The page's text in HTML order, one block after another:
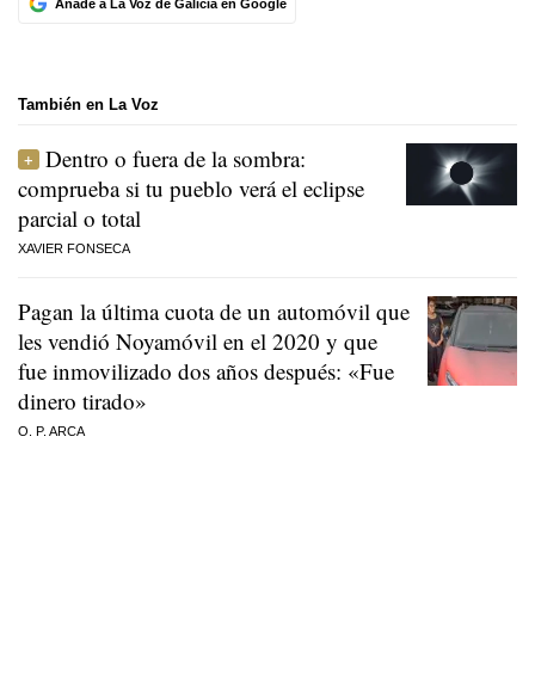
Añade a La Voz de Galicia en Google
También en La Voz
Dentro o fuera de la sombra:
comprueba si tu pueblo verá el eclipse
parcial o total
XAVIER FONSECA
Pagan la última cuota de un automóvil que
les vendió Noyamóvil en el 2020 y que
fue inmovilizado dos años después: «Fue
dinero tirado»
O. P. ARCA